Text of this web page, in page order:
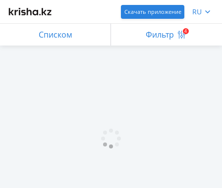
Скачать приложение RU
Списком Фильтр 4